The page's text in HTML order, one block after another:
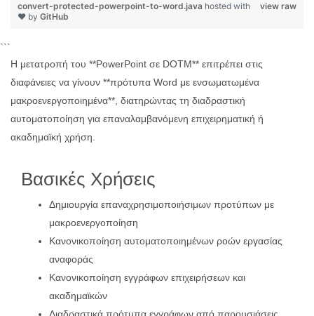
view raw
convert-protected-powerpoint-to-word.java hosted with
❤ by GitHub
```
Η μετατροπή του **PowerPoint σε DOTM** επιτρέπει στις
διαφάνειες να γίνουν **πρότυπα Word με ενσωματωμένα
μακροενεργοποιημένα**, διατηρώντας τη διαδραστική
αυτοματοποίηση για επαναλαμβανόμενη επιχειρηματική ή
ακαδημαϊκή χρήση.
Βασικές Χρήσεις
Δημιουργία επαναχρησιμοποιήσιμων προτύπων με
μακροενεργοποίηση
Κανονικοποίηση αυτοματοποιημένων ροών εργασίας
αναφοράς
Κανονικοποίηση εγγράφων επιχειρήσεων και
ακαδημαϊκών